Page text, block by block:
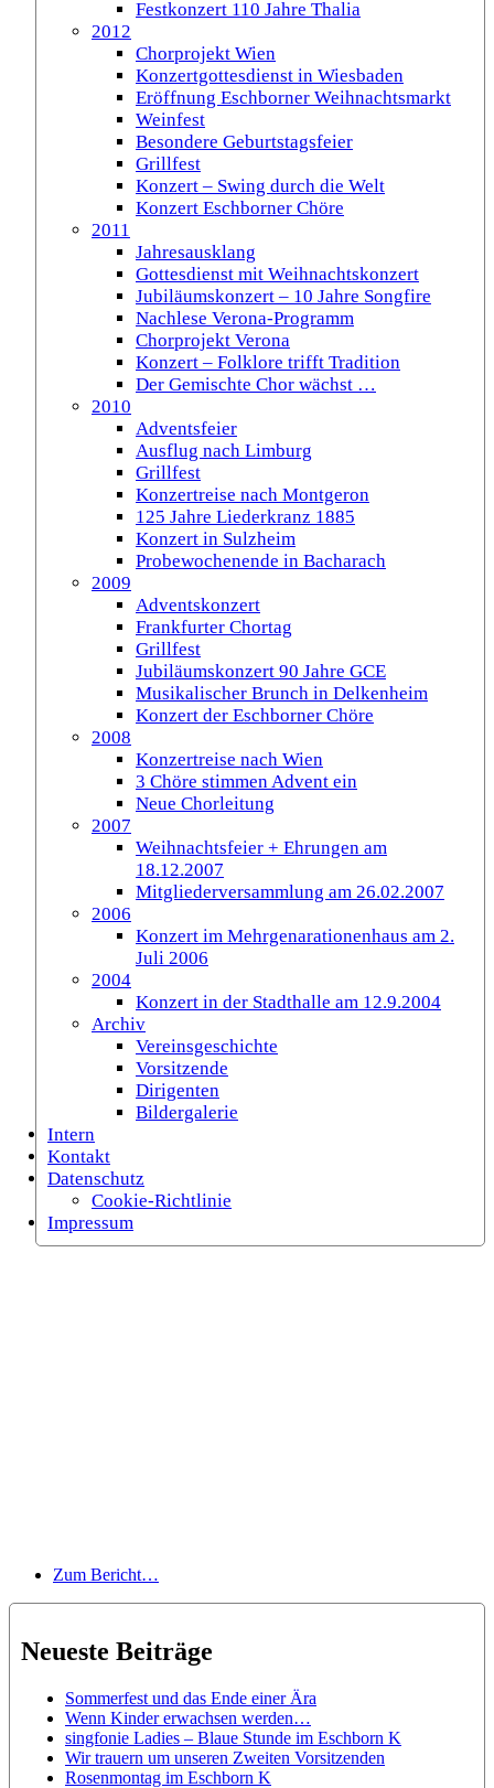
Festkonzert 110 Jahre Thalia
2012
Chorprojekt Wien
Konzertgottesdienst in Wiesbaden
Eröffnung Eschborner Weihnachtsmarkt
Weinfest
Besondere Geburtstagsfeier
Grillfest
Konzert – Swing durch die Welt
Konzert Eschborner Chöre
2011
Jahresausklang
Gottesdienst mit Weihnachtskonzert
Jubiläumskonzert – 10 Jahre Songfire
Nachlese Verona-Programm
Chorprojekt Verona
Konzert – Folklore trifft Tradition
Der Gemischte Chor wächst …
2010
Adventsfeier
Ausflug nach Limburg
Grillfest
Konzertreise nach Montgeron
125 Jahre Liederkranz 1885
Konzert in Sulzheim
Probewochenende in Bacharach
2009
Adventskonzert
Frankfurter Chortag
Grillfest
Jubiläumskonzert 90 Jahre GCE
Musikalischer Brunch in Delkenheim
Konzert der Eschborner Chöre
2008
Konzertreise nach Wien
3 Chöre stimmen Advent ein
Neue Chorleitung
2007
Weihnachtsfeier + Ehrungen am
18.12.2007
Mitgliederversammlung am 26.02.2007
2006
Konzert im Mehrgenarationenhaus am 2.
Juli 2006
2004
Konzert in der Stadthalle am 12.9.2004
Archiv
Vereinsgeschichte
Vorsitzende
Dirigenten
Bildergalerie
Intern
Kontakt
Datenschutz
Cookie-Richtlinie
Impressum
Zum Bericht…
Neueste Beiträge
Sommerfest und das Ende einer Ära
Wenn Kinder erwachsen werden…
singfonie Ladies – Blaue Stunde im Eschborn K
Wir trauern um unseren Zweiten Vorsitzenden
Rosenmontag im Eschborn K